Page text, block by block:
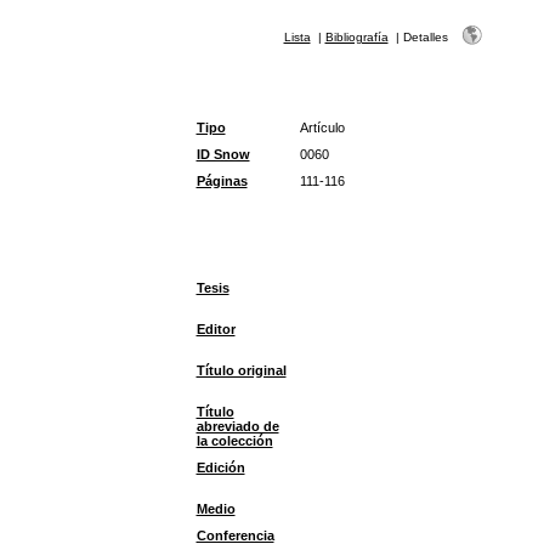
Lista | Bibliografía | Detalles
Tipo
Artículo
ID Snow
0060
Páginas
111-116
Tesis
Editor
Título original
Título
abreviado de
la colección
Edición
Medio
Conferencia